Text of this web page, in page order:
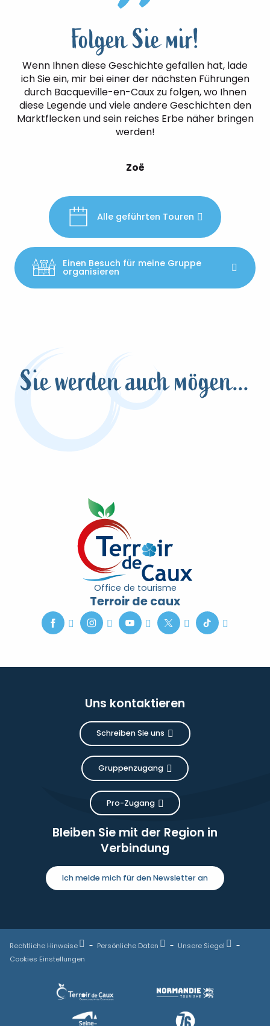
Folgen Sie mir!
Wenn Ihnen diese Geschichte gefallen hat, lade
ich Sie ein, mir bei einer der nächsten Führungen
durch Bacqueville-en-Caux zu folgen, wo Ihnen
diese Legende und viele andere Geschichten den
Marktflecken und sein reiches Erbe näher bringen
werden!
Zoë
Alle geführten Touren
Einen Besuch für meine Gruppe
organisieren
Sie werden auch mögen...
Im Land der Zauberer
Office de tourisme
Terroir de caux
Uns kontaktieren
Schreiben Sie uns
Gruppenzugang
Pro-Zugang
Bleiben Sie mit der Region in
Verbindung
Ich melde mich für den Newsletter an
Rechtliche Hinweise Persönliche Daten
Unsere Siegel
Cookies Einstellungen